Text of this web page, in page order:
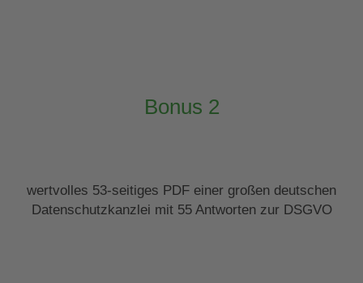
Bonus 2
wertvolles 53-seitiges PDF einer großen deutschen
Datenschutzkanzlei mit 55 Antworten zur DSGVO